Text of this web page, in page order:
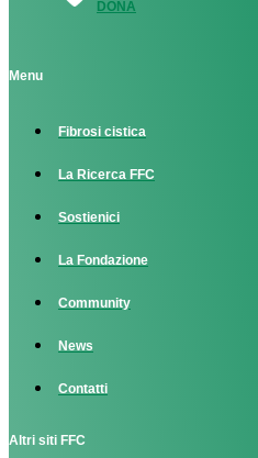
DONA
Menu
Fibrosi cistica
La Ricerca FFC
Sostienici
La Fondazione
Community
News
Contatti
Altri siti FFC